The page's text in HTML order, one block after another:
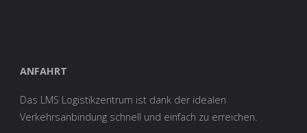
ANFAHRT
Das LMS Logistikzentrum ist dank der idealen
Verkehrsanbindung schnell und einfach zu erreichen.